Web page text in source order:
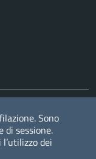
Sono
di sessione.
dei